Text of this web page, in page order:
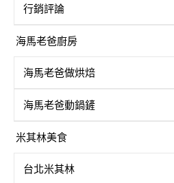
行銷評論
海馬老爸廚房
海馬老爸做烘焙
海馬老爸動鍋鏟
米其林美食
台北米其林